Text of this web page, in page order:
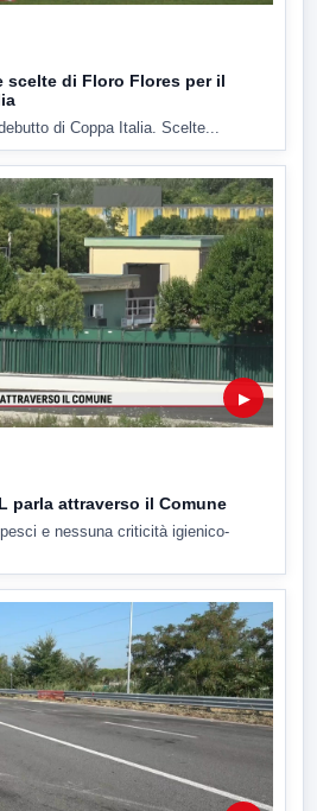
scelte di Floro Flores per il
di Coppa Italia. Scelte...
▶
parla attraverso il Comune
e nessuna criticità igienico-